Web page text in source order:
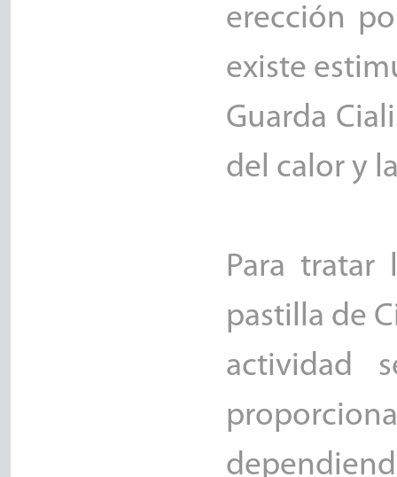
erección
existe
Guarda
del calor y
Para tratar
pastilla de
actividad